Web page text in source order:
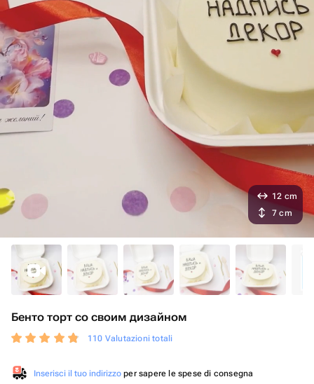
Бенто торт со своим дизайном
110 Valutazioni totali
Inserisci il tuo indirizzo per sapere le spese di consegna
12 cm
7 cm